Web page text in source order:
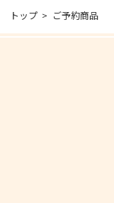
トップ ご予約商品